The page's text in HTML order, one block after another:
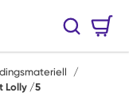
Søk
/
Lolly /5